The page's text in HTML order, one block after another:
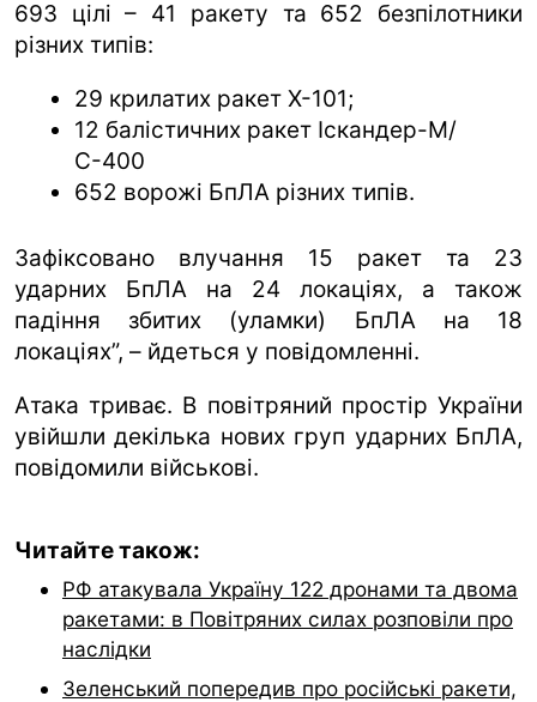
693 цілі – 41 ракету та 652 безпілотники
різних типів:
29 крилатих ракет Х-101;
12 балістичних ракет Іскандер-М/
С-400
652 ворожі БпЛА різних типів.
Зафіксовано влучання 15 ракет та 23
ударних БпЛА на 24 локаціях, а також
падіння збитих (уламки) БпЛА на 18
локаціях”, – йдеться у повідомленні.
Атака триває. В повітряний простір України
увійшли декілька нових груп ударних БпЛА,
повідомили військові.
Читайте також:
РФ атакувала Україну 122 дронами та двома
ракетами: в Повітряних силах розповіли про
наслідки
Зеленський попередив про російські ракети,